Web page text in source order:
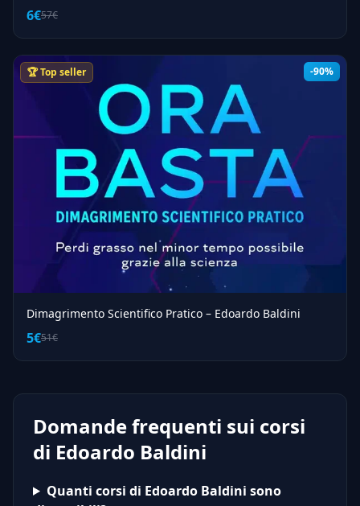
6€57€
-90%
🏆 Top seller
Dimagrimento Scientifico Pratico – Edoardo Baldini
5€51€
Domande frequenti sui corsi
di Edoardo Baldini
Quanti corsi di Edoardo Baldini sono